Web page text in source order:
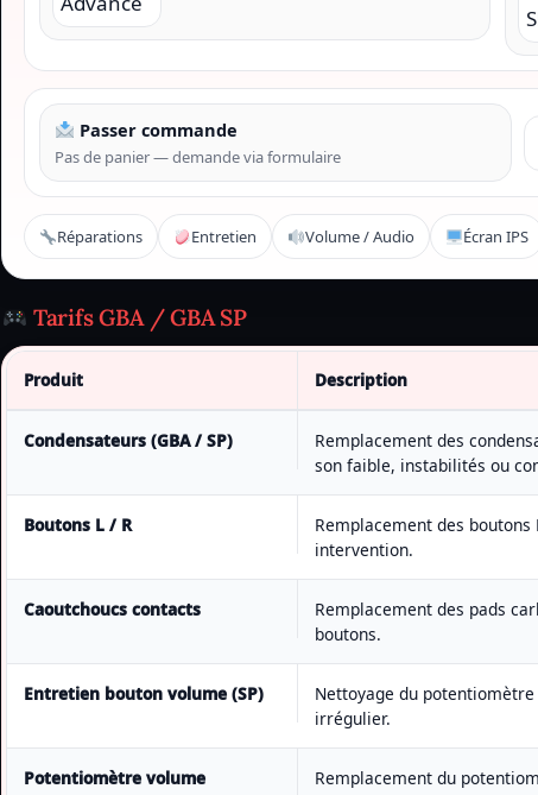
Passer commande
Pas de panier — demande via formulaire
Réparations Entretien Volume / Audio Écran IPS
Tarifs GBA / GBA SP
Produit Description
Condensateurs (GBA / SP)
Remplacement des
son faible, instabilités ou
Boutons L / R
Remplacement des
intervention.
Caoutchoucs contacts
Remplacement des pads
boutons.
Entretien bouton volume (SP)
Nettoyage du
irrégulier.
Potentiomètre volume Remplacement du